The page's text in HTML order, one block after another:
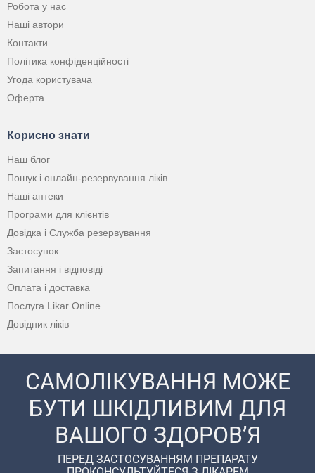
Робота у нас
Наші автори
Контакти
Політика конфіденційності
Угода користувача
Оферта
Корисно знати
Наш блог
Пошук і онлайн-резервування ліків
Наші аптеки
Програми для клієнтів
Довідка і Служба резервування
Застосунок
Запитання і відповіді
Оплата і доставка
Послуга Likar Online
Довідник ліків
САМОЛІКУВАННЯ МОЖЕ
БУТИ ШКІДЛИВИМ ДЛЯ
ВАШОГО ЗДОРОВ’Я
ПЕРЕД ЗАСТОСУВАННЯМ ПРЕПАРАТУ